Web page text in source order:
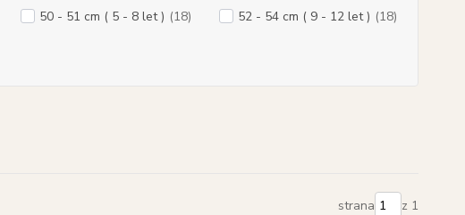
50 - 51 cm ( 5 - 8 let ) (18) 52 - 54 cm ( 9 - 12 let ) (18)
strana z 1